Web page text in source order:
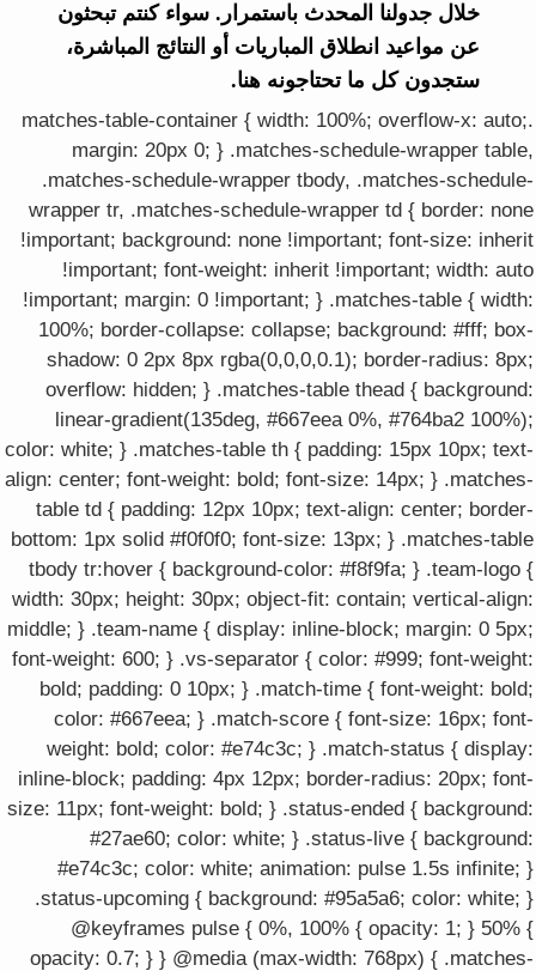
خلال جدولنا المحدث باستمرار. سواء كنتم تبحثون
عن مواعيد انطلاق المباريات أو النتائج المباشرة،
ستجدون كل ما تحتاجونه هنا.
.matches-table-container { width: 100%; overflow-x: auto;
margin: 20px 0; } .matches-schedule-wrapper table,
.matches-schedule-wrapper tbody, .matches-schedule-
wrapper tr, .matches-schedule-wrapper td { border: none
!important; background: none !important; font-size: inherit
!important; font-weight: inherit !important; width: auto
!important; margin: 0 !important; } .matches-table { width:
100%; border-collapse: collapse; background: #fff; box-
shadow: 0 2px 8px rgba(0,0,0,0.1); border-radius: 8px;
overflow: hidden; } .matches-table thead { background:
linear-gradient(135deg, #667eea 0%, #764ba2 100%);
color: white; } .matches-table th { padding: 15px 10px; text-
align: center; font-weight: bold; font-size: 14px; } .matches-
table td { padding: 12px 10px; text-align: center; border-
bottom: 1px solid #f0f0f0; font-size: 13px; } .matches-table
tbody tr:hover { background-color: #f8f9fa; } .team-logo {
width: 30px; height: 30px; object-fit: contain; vertical-align:
middle; } .team-name { display: inline-block; margin: 0 5px;
font-weight: 600; } .vs-separator { color: #999; font-weight:
bold; padding: 0 10px; } .match-time { font-weight: bold;
color: #667eea; } .match-score { font-size: 16px; font-
weight: bold; color: #e74c3c; } .match-status { display:
inline-block; padding: 4px 12px; border-radius: 20px; font-
size: 11px; font-weight: bold; } .status-ended { background:
#27ae60; color: white; } .status-live { background:
#e74c3c; color: white; animation: pulse 1.5s infinite; }
.status-upcoming { background: #95a5a6; color: white; }
@keyframes pulse { 0%, 100% { opacity: 1; } 50% {
opacity: 0.7; } } @media (max-width: 768px) { .matches-